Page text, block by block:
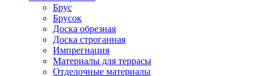
Брус
Брусок
Доска обрезная
Доска строганная
Импрегнация
Материалы для террасы
Отделочные материалы